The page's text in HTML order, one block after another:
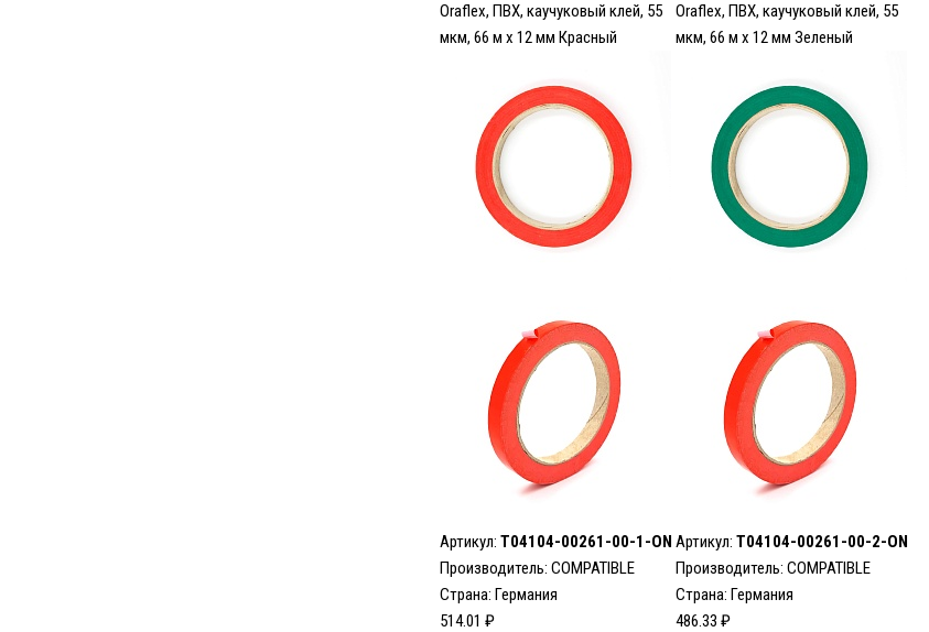
Oraflex, ПВХ, каучуковый клей, 55
мкм, 66 м x 12 мм Красный
Артикул: T04104-00261-00-1-ON
Производитель: COMPATIBLE
Страна: Германия
514.01 ₽
Oraflex, ПВХ, каучуковый клей, 55
мкм, 66 м x 12 мм Зеленый
Артикул: T04104-00261-00-2-ON
Производитель: COMPATIBLE
Страна: Германия
486.33 ₽